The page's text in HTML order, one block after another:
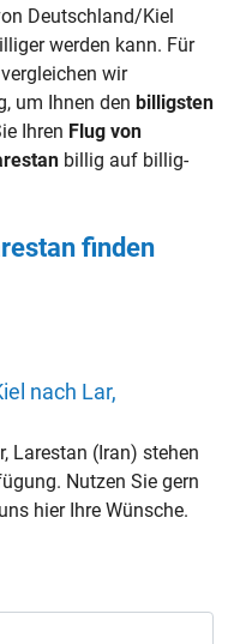
Deutschland/Kiel
werden kann. Für
vergleichen wir
um Ihnen den billigsten
Ihren Flug von
billig auf billig-
finden
nach Lar,
Larestan (Iran) stehen
Nutzen Sie gern
hier Ihre Wünsche.